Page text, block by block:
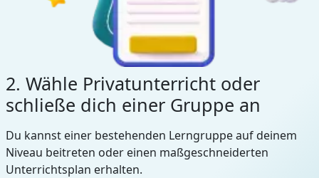
2. Wähle Privatunterricht oder
schließe dich einer Gruppe an
Du kannst einer bestehenden Lerngruppe auf deinem
Niveau beitreten oder einen maßgeschneiderten
Unterrichtsplan erhalten.